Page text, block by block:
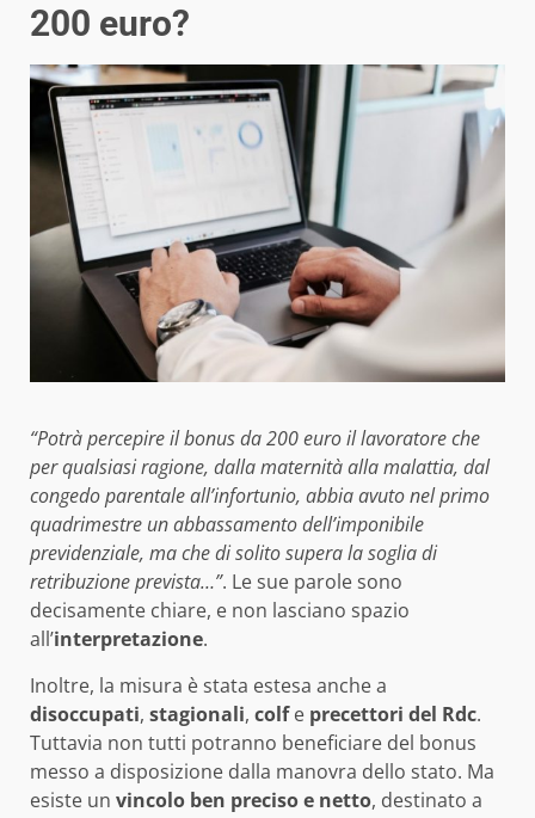
200 euro?
“Potrà percepire il bonus da 200 euro il lavoratore che
per qualsiasi ragione, dalla maternità alla malattia, dal
congedo parentale all’infortunio, abbia avuto nel primo
quadrimestre un abbassamento dell’imponibile
previdenziale, ma che di solito supera la soglia di
retribuzione prevista…”. Le sue parole sono
decisamente chiare, e non lasciano spazio
all’interpretazione.
Inoltre, la misura è stata estesa anche a
disoccupati, stagionali, colfe precettori del Rdc.
Tuttavia non tutti potranno beneficiare del bonus
messo a disposizione dalla manovra dello stato. Ma
esiste un vincolo ben precisoe netto, destinato a